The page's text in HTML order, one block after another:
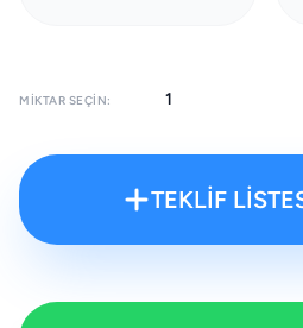
MIKTAR SEÇIN:
TEKLİF